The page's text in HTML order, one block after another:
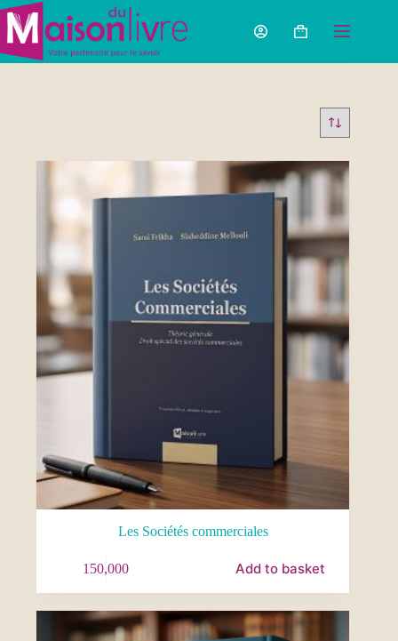
Les Sociétés commerciales
150,000 Add to basket